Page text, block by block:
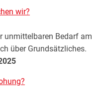
wir?
unmittelbaren Bedarf am
über Grundsätzliches.